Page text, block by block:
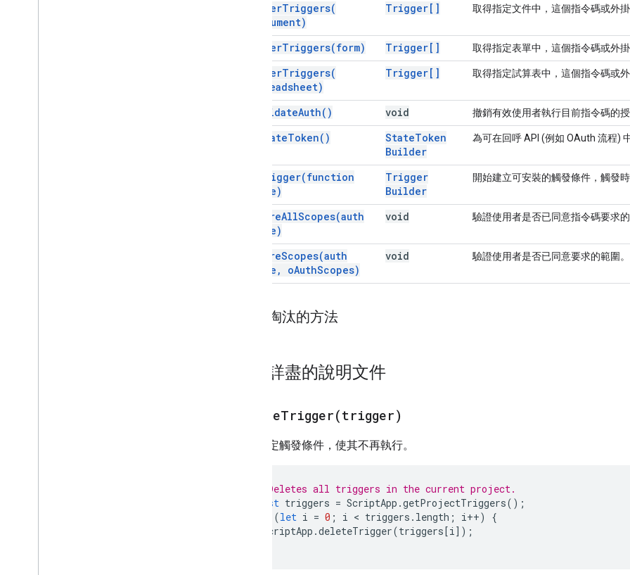
UserTriggers(
document)
Trigger[] 取得指定文件中，這個指令碼或外
UserTriggers(form) Trigger[] 取得指定表單中，這個指令碼或外
UserTriggers(
spreadsheet)
Trigger[] 取得指定試算表中，這個指令碼或
invalidateAuth( ) void 撤銷有效使用者執行目前指令碼的
StateToken( ) StateToken
Builder
為可在回呼 API (例如 OAuth 流程)
Trigger(function
Name)
Trigger
Builder
開始建立可安裝的觸發條件，觸發
requireAllScopes(auth
Mode)
void 驗證使用者是否已同意指令碼要求
requireScopes(auth
Mode , oAuthScopes)
void 驗證使用者是否已同意要求的範圍。
已淘汰的方法
內容詳盡的說明文件
deleteTrigger(trigger)
移除指定觸發條件，使其不再執行。
// Deletes all triggers in the current project.
const triggers = ScriptApp .getProjectTriggers();
(let i = 0 ; i < triggers . length ; i++)
{
ScriptApp .deleteTrigger(triggers[i]);